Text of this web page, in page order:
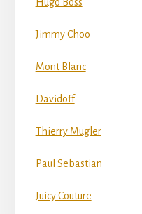
Jimmy Choo
Mont Blanc
Davidoff
Thierry Mugler
Paul Sebastian
Juicy Couture